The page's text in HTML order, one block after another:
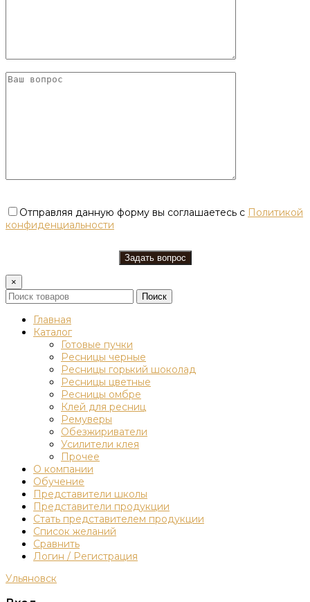
Отправляя данную форму вы соглашаетесь с Политикой
конфиденциальности
×
Поиск
Главная
Каталог
Готовые пучки
Ресницы черные
Ресницы горький шоколад
Ресницы цветные
Ресницы омбре
Клей для ресниц
Ремуверы
Обезжириватели
Усилители клея
Прочее
О компании
Обучение
Представители школы
Представители продукции
Стать представителем продукции
Список желаний
Сравнить
Логин / Регистрация
Ульяновск